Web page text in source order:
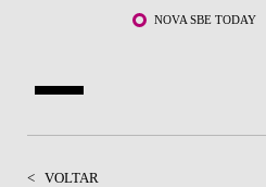
Saltar para o conteúdo principalNOVA SBE TODAY
< VOLTAR